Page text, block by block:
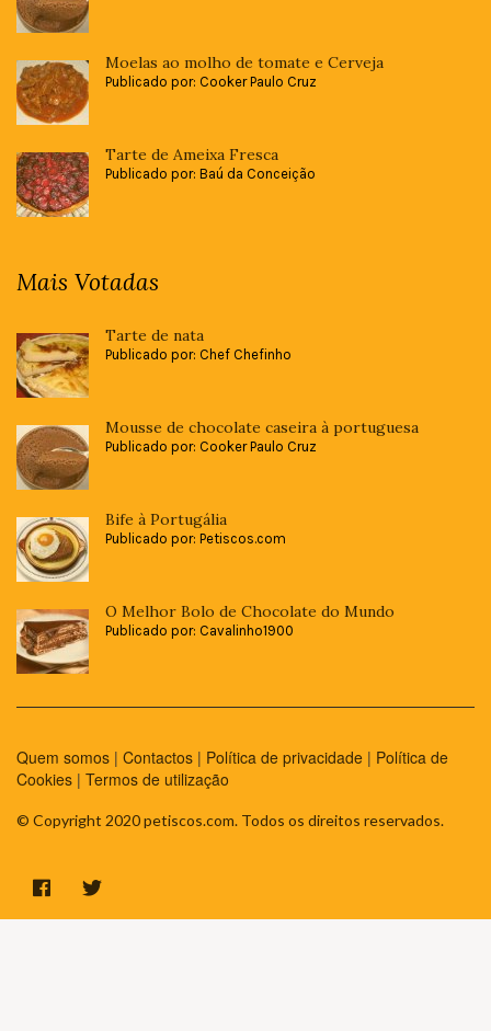
Moelas ao molho de tomate e Cerveja
Publicado por: Cooker Paulo Cruz
Tarte de Ameixa Fresca
Publicado por: Baú da Conceição
Mais Votadas
Tarte de nata
Publicado por: Chef Chefinho
Mousse de chocolate caseira à portuguesa
Publicado por: Cooker Paulo Cruz
Bife à Portugália
Publicado por: Petiscos.com
O Melhor Bolo de Chocolate do Mundo
Publicado por: Cavalinho1900
Quem somos | Contactos | Política de privacidade | Política de
Cookies | Termos de utilização
© Copyright 2020 petiscos.com. Todos os direitos reservados.